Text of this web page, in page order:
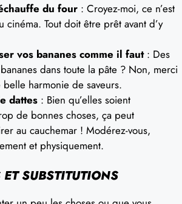
du four : Croyez-moi, ce n’est
cinéma. Tout doit être prêt avant d’y
vos bananes comme il faut: Des
dans toute la pâte ? Non, merci
harmonie de saveurs.
dattes : Bien qu’elles soient
de bonnes choses, ça peut
au cauchemar ! Modérez-vous,
et physiquement.
SUBSTITUTIONS